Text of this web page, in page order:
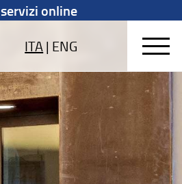
servizi online
ITA| ENG